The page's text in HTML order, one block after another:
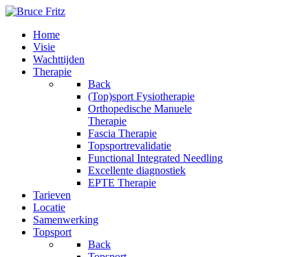
Home
Visie
Wachttijden
Therapie
Back
(Top)sport Fysiotherapie
Orthopedische Manuele
Therapie
Fascia Therapie
Topsportrevalidatie
Functional Integrated Needling
Excellente diagnostiek
EPTE Therapie
Tarieven
Locatie
Samenwerking
Topsport
Back